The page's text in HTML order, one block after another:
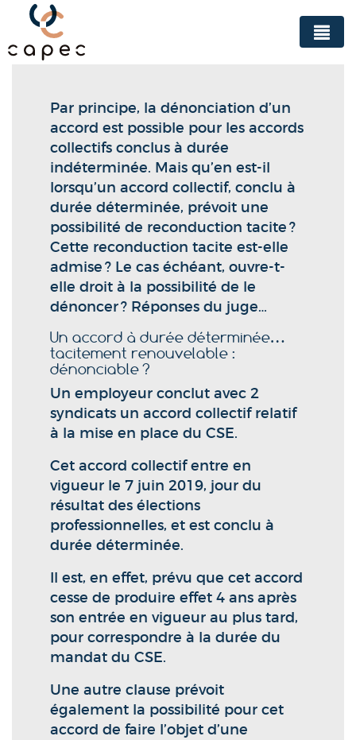
Panneau de gestion des cookies
Par principe, la dénonciation d’un
accord est possible pour les accords
collectifs conclus à durée
indéterminée. Mais qu’en est-il
lorsqu’un accord collectif, conclu à
durée déterminée, prévoit une
possibilité de reconduction tacite ?
Cette reconduction tacite est-elle
admise ? Le cas échéant, ouvre-t-
elle droit à la possibilité de le
dénoncer ? Réponses du juge…
Un accord à durée déterminée…
tacitement renouvelable :
dénonciable ?
Un employeur conclut avec 2
syndicats un accord collectif relatif
à la mise en place du CSE.
Cet accord collectif entre en
vigueur le 7 juin 2019, jour du
résultat des élections
professionnelles, et est conclu à
durée déterminée.
Il est, en effet, prévu que cet accord
cesse de produire effet 4 ans après
son entrée en vigueur au plus tard,
pour correspondre à la durée du
mandat du CSE.
Une autre clause prévoit
également la possibilité pour cet
accord de faire l’objet d’une